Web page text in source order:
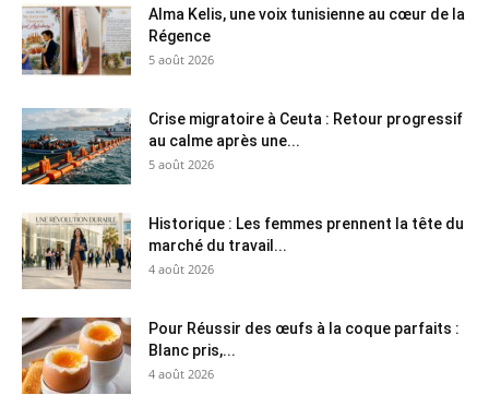
Alma Kelis, une voix tunisienne au cœur de la
Régence
5 août 2026
Crise migratoire à Ceuta : Retour progressif
au calme après une...
5 août 2026
Historique : Les femmes prennent la tête du
marché du travail...
4 août 2026
Pour Réussir des œufs à la coque parfaits :
Blanc pris,...
4 août 2026